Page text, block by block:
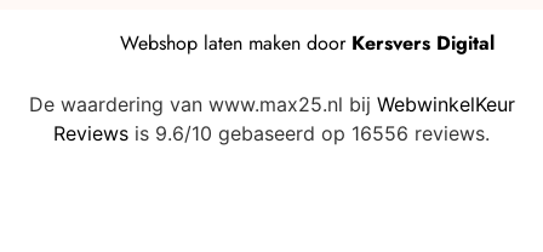
Webshop laten maken door Kersvers Digital
De waardering van www.max25.nl bij WebwinkelKeur
Reviews is 9.6/10 gebaseerd op 16556 reviews.